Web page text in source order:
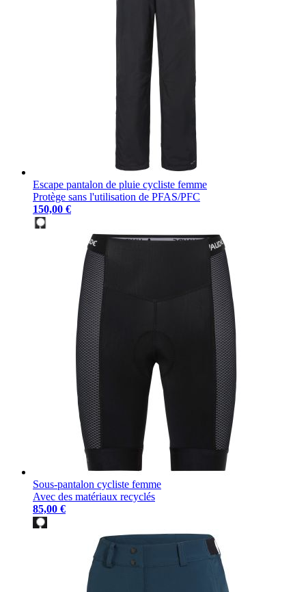
Escape pantalon de pluie cycliste femme
Protège sans l'utilisation de PFAS/PFC
150,00 €
Sous-pantalon cycliste femme
Avec des matériaux recyclés
85,00 €